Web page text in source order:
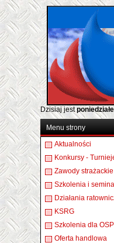
Dzisiaj jest
Menu strony
Aktualności
Konkursy -
Zawody strażackie
Szkolenia i
Działania
KSRG
Szkolenia dla OSP
Oferta handlowa